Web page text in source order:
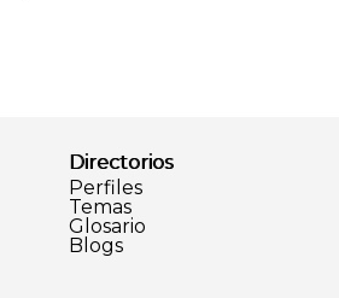
Directorios
Perfiles
Temas
Glosario
Blogs